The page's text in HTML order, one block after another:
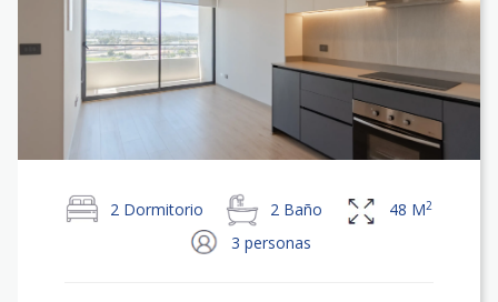
2 Dormitorio 2 Baño 48 M2
3 personas